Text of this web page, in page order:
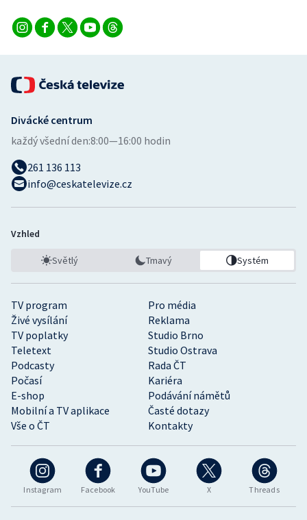
Vodní slalom
Ostatní
Instagram Facebook YouTube X Threads
TV program
Pro média
Živé vysílání
Reklama
TV poplatky
Studio Brno
Teletext
Studio Ostrava
Podcasty
Rada ČT
Počasí
Kariéra
E-shop
Podávání námětů
Mobilní a TV aplikace
Časté dotazy
Vše o ČT
Kontakty
Divácké centrum
každý všední den:8:00—16:00 hodin
261 136 113
info@ceskatelevize.cz
Vzhled
Světlý Tmavý Systém